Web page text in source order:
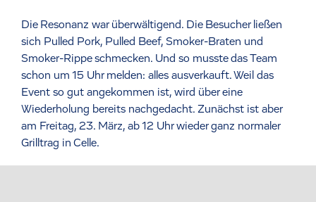
Die Resonanz war überwältigend. Die Besucher ließen
sich Pulled Pork, Pulled Beef, Smoker-Braten und
Smoker-Rippe schmecken. Und so musste das Team
schon um 15 Uhr melden: alles ausverkauft. Weil das
Event so gut angekommen ist, wird über eine
Wiederholung bereits nachgedacht. Zunächst ist aber
am Freitag, 23. März, ab 12 Uhr wieder ganz normaler
Grilltrag in Celle.